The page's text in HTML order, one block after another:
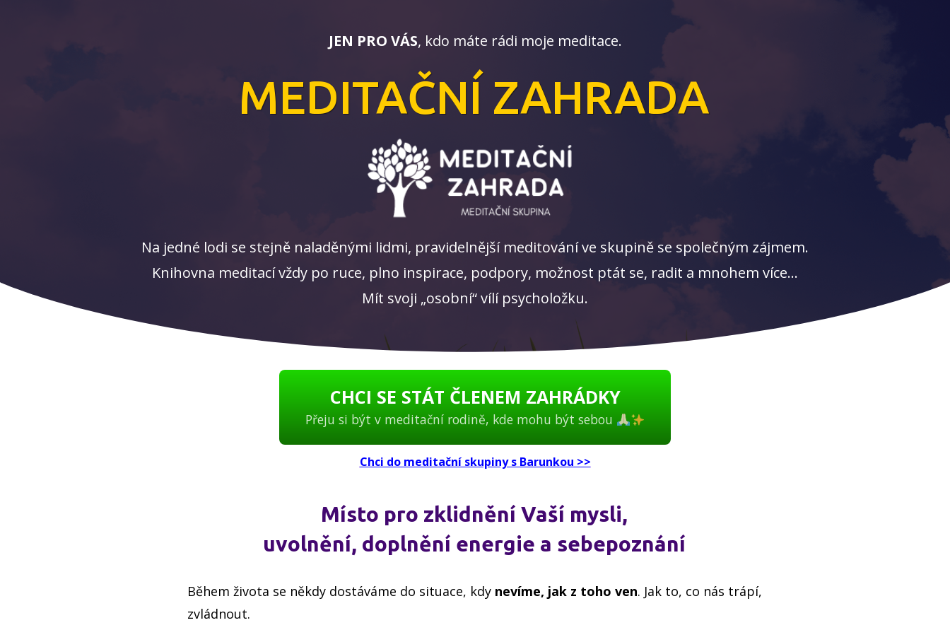
JEN PRO VÁS, kdo máte rádi moje meditace.
MEDITAČNÍ ZAHRADA
Na jedné lodi se stejně naladěnými lidmi, pravidelnější meditování ve skupině se společným zájmem.
Knihovna meditací vždy po ruce, plno inspirace, podpory, možnost ptát se, radit a mnohem více...
Mít svoji „osobní“ vílí psycholožku.
CHCI SE STÁT ČLENEM ZAHRÁDKY
Přeju si být v meditační rodině, kde mohu být sebou
Chci do meditační skupiny s Barunkou >>
Místo pro zklidnění Vaší mysli,
uvolnění, doplnění energie a sebepoznání
Během života se někdy dostáváme do situace, kdy nevíme, jak z toho ven. Jak to, co nás trápí,
zvládnout.